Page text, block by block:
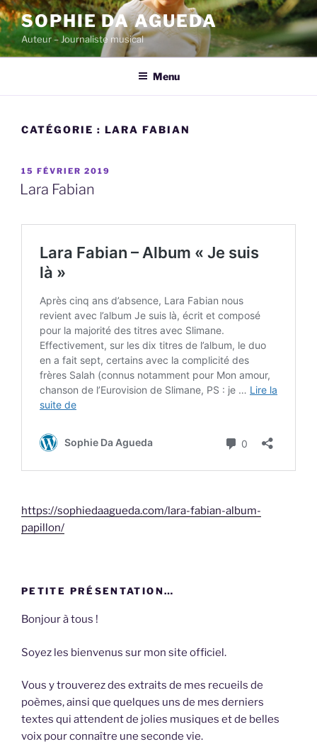
Skip
to
content
SOPHIE DA AGUEDA
Auteur – Journaliste musical
Menu
CATÉGORIE : LARA FABIAN
POSTED
ON
15 FÉVRIER 2019
Lara Fabian
https://sophiedaagueda.com/lara-fabian-album-
papillon/
PETITE PRÉSENTATION…
Bonjour à tous !
Soyez les bienvenus sur mon site officiel.
Vous y trouverez des extraits de mes recueils de
poèmes, ainsi que quelques uns de mes derniers
textes qui attendent de jolies musiques et de belles
voix pour connaître une seconde vie.